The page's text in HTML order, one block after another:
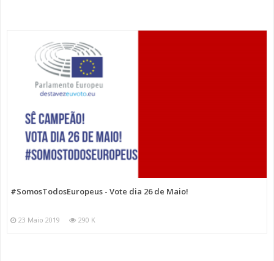
#SomosTodosEuropeus - Vote dia 26 de Maio!
23 Maio 2019 290 K